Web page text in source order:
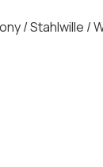
/ Stahlwille /